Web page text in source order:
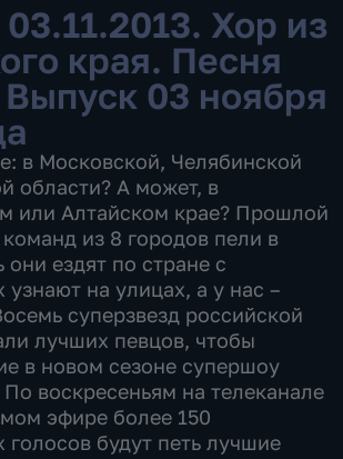
Хор из
края. Песня
Выпуск 03 ноября
в Московской, Челябинской
области? А может, в
или Алтайском крае? Прошлой
из 8 городов пели в
они ездят по стране с
узнают на улицах, а у нас –
суперзвезд российской
лучших певцов, чтобы
в новом сезоне супершоу
воскресеньям на телеканале
эфире более 150
голосов будут петь лучшие